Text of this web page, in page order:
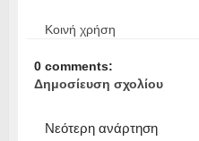
Κοινή χρήση
0 comments:
Δημοσίευση σχολίου
Νεότερη ανάρτηση